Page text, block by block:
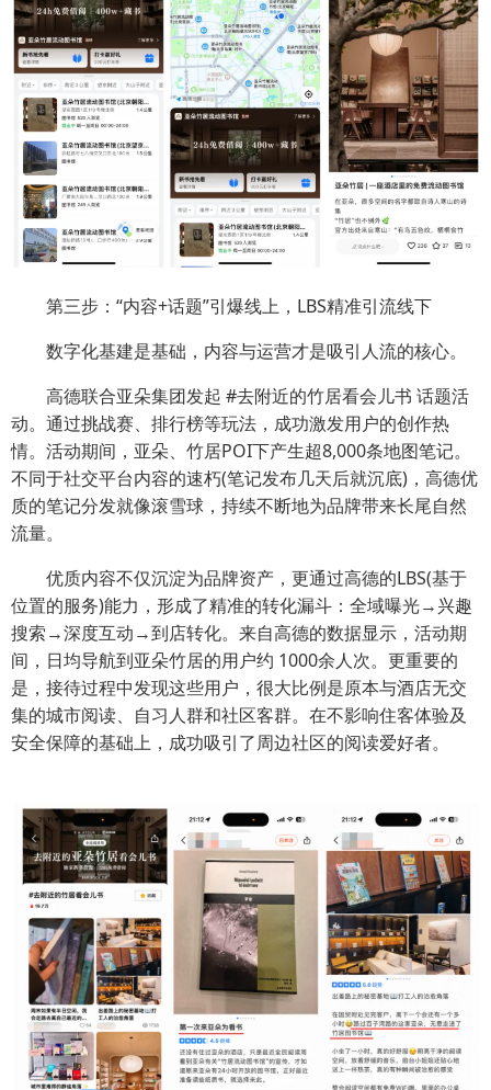
第三步：“内容+话题”引爆线上，LBS精准引流线下
数字化基建是基础，内容与运营才是吸引人流的核心。
高德联合亚朵集团发起 #去附近的竹居看会儿书 话题活
动。通过挑战赛、排行榜等玩法，成功激发用户的创作热
情。活动期间，亚朵、竹居POI下产生超8,000条地图笔记。
不同于社交平台内容的速朽(笔记发布几天后就沉底)，高德优
质的笔记分发就像滚雪球，持续不断地为品牌带来长尾自然
流量。
优质内容不仅沉淀为品牌资产，更通过高德的LBS(基于
位置的服务)能力，形成了精准的转化漏斗：全域曝光→兴趣
搜索→深度互动→到店转化。来自高德的数据显示，活动期
间，日均导航到亚朵竹居的用户约 1000余人次。更重要的
是，接待过程中发现这些用户，很大比例是原本与酒店无交
集的城市阅读、自习人群和社区客群。在不影响住客体验及
安全保障的基础上，成功吸引了周边社区的阅读爱好者。